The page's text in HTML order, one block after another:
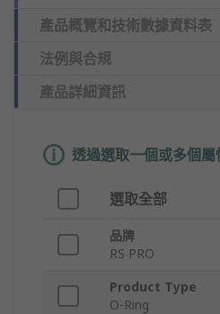
產品概覽和技術數據資料表
法例與合規
產品詳細資訊
透過選取一個或多個屬
選取全部
品牌
RS PRO
Product Type
O-Ring